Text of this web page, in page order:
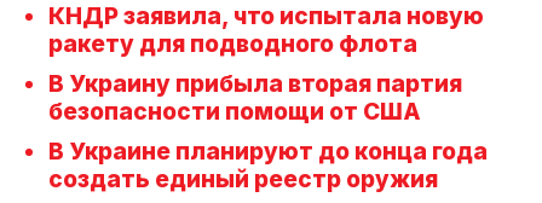
КНДР заявила, что испытала новую
ракету для подводного флота
В Украину прибыла вторая партия
безопасности помощи от США
В Украине планируют до конца года
создать единый реестр оружия